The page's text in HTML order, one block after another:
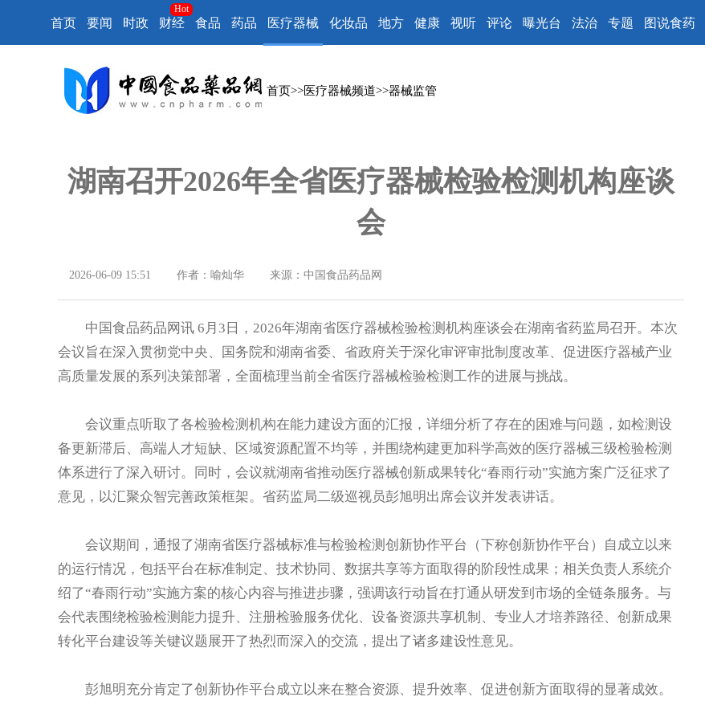
首页 要闻 时政 财经
Hot
食品 药品 医疗器械 化妆品 地方 健康 视听 评论 曝光台 法治 专题 图说食药
首页>>医疗器械频道>>器械监管
湖南召开2026年全省医疗器械检验检测机构座谈
会
2026-06-09 15:51 作者：喻灿华 来源：中国食品药品网
中国食品药品网讯 6月3日，2026年湖南省医疗器械检验检测机构座谈会在湖南省药监局召开。本次
会议旨在深入贯彻党中央、国务院和湖南省委、省政府关于深化审评审批制度改革、促进医疗器械产业
高质量发展的系列决策部署，全面梳理当前全省医疗器械检验检测工作的进展与挑战。
会议重点听取了各检验检测机构在能力建设方面的汇报，详细分析了存在的困难与问题，如检测设
备更新滞后、高端人才短缺、区域资源配置不均等，并围绕构建更加科学高效的医疗器械三级检验检测
体系进行了深入研讨。同时，会议就湖南省推动医疗器械创新成果转化“春雨行动”实施方案广泛征求了
意见，以汇聚众智完善政策框架。省药监局二级巡视员彭旭明出席会议并发表讲话。
会议期间，通报了湖南省医疗器械标准与检验检测创新协作平台（下称创新协作平台）自成立以来
的运行情况，包括平台在标准制定、技术协同、数据共享等方面取得的阶段性成果；相关负责人系统介
绍了“春雨行动”实施方案的核心内容与推进步骤，强调该行动旨在打通从研发到市场的全链条服务。与
会代表围绕检验检测能力提升、注册检验服务优化、设备资源共享机制、专业人才培养路径、创新成果
转化平台建设等关键议题展开了热烈而深入的交流，提出了诸多建设性意见。
彭旭明充分肯定了创新协作平台成立以来在整合资源、提升效率、促进创新方面取得的显著成效。